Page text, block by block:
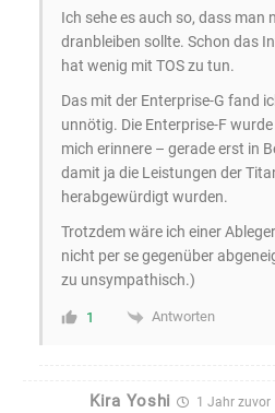
Ich sehe es auch so, dass man
dranbleiben sollte. Schon das
hat wenig mit TOS zu tun.
Das mit der Enterprise-G fand
unnötig. Die Enterprise-F
mich erinnere – gerade erst in
damit ja die Leistungen der
herabgewürdigt wurden.
Trotzdem wäre ich einer
nicht per se gegenüber
zu unsympathisch.)
1 Antworten
Kira Yoshi 1 Jahr zuvor